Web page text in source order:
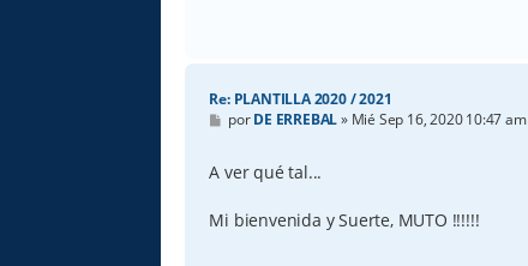
Re: PLANTILLA 2020 / 2021
M
e
s
a
e
porDE ERREBAL» Mié Sep 16, 2020 10:47 am
A ver qué tal...
Mi bienvenida y Suerte, MUTO !!!!!!